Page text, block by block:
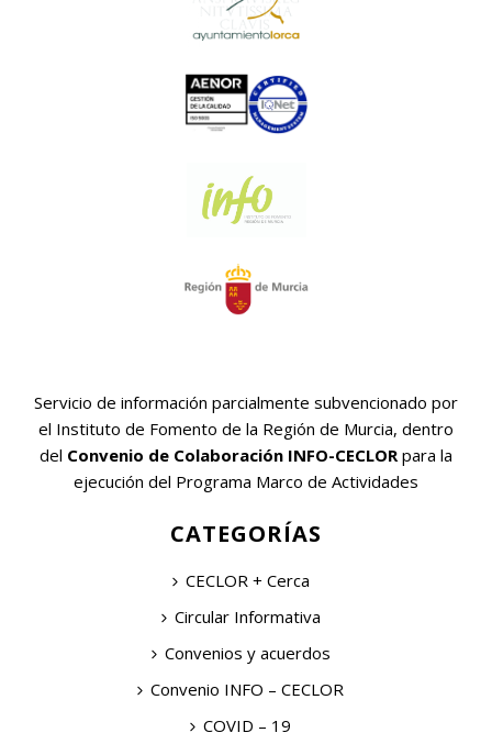
Servicio de información parcialmente subvencionado por
el Instituto de Fomento de la Región de Murcia, dentro
del Convenio de Colaboración INFO-CECLOR para la
ejecución del Programa Marco de Actividades
CATEGORÍAS
CECLOR + Cerca
Circular Informativa
Convenios y acuerdos
Convenio INFO – CECLOR
COVID – 19